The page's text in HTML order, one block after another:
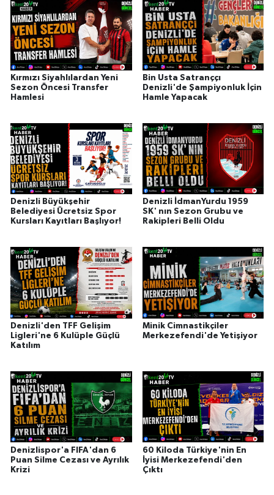
Kırmızı Siyahlılardan Yeni
Sezon Öncesi Transfer
Hamlesi
Bin Usta Satranççı
Denizli'de Şampiyonluk İçin
Hamle Yapacak
Denizli Büyükşehir
Belediyesi Ücretsiz Spor
Kursları Kayıtları Başlıyor!
Denizli İdmanYurdu 1959
SK' nın Sezon Grubu ve
Rakipleri Belli Oldu
Denizli'den TFF Gelişim
Ligleri'ne 6 Kulüple Güçlü
Katılım
Minik Cimnastikçiler
Merkezefendi'de Yetişiyor
Denizlispor'a FIFA'dan 6
Puan Silme Cezası ve Ayrılık
Krizi
60 Kiloda Türkiye'nin En
İyisi Merkezefendi'den
Çıktı